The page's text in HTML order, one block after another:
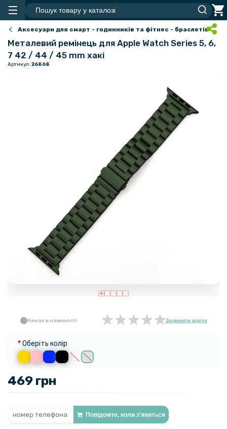
Аксесуари для смарт - годинників та фітнес - браслетів
Металевий ремінець для Apple Watch Series 5, 6,
7 42 / 44 / 45 mm хакі
Артикул: 26868
Немає в наявності Залишити відгук
Оберіть колір
469 грн
Повідомте, коли з'явиться